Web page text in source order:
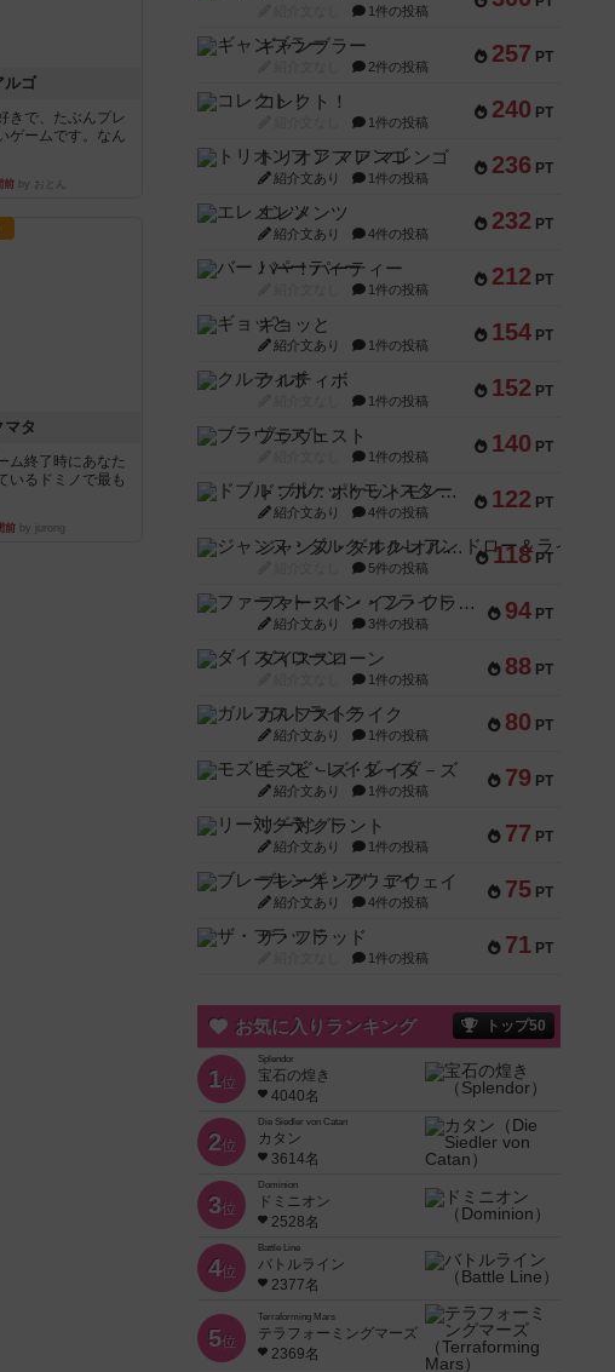
ルゴ
きで、たぶんプレ
ゲームです。なん
前by おとん
マタ
ム終了時にあなた
いるドミノで最も
前by jurong
1件の投稿
257 PT
ギャンブラー
2件の投稿
240 PT
コレクト！
1件の投稿
236 PT
トリオンフ ア マレンゴ
紹介文あり 1件の投稿
232 PT
エレメンツ
紹介文あり 4件の投稿
212 PT
バー！パーティー
1件の投稿
154 PT
ギョッと
紹介文あり 1件の投稿
152 PT
クルティボ
1件の投稿
140 PT
ブラヴェスト
1件の投稿
122 PT
ドブル：ポケットモンスター
紹介文あり 4件の投稿
118 PT
ジャンヌ・ダルク-オルレアン ドロー＆ライト
5件の投稿
94 PT
ファースト・イン・フライト
紹介文あり 3件の投稿
88 PT
ダイススローン
1件の投稿
80 PT
ガルフストライク
紹介文あり 1件の投稿
79 PT
モズビ－ズ・レイダ－ズ
紹介文あり 1件の投稿
77 PT
リー対グラント
紹介文あり 1件の投稿
75 PT
ブレーキング・アウェイ
紹介文あり 4件の投稿
71 PT
ザ・フラッド
1件の投稿
お気に入りランキング トップ50
1位
Splendor
宝石の煌き
4040名
2位
Die Siedler von Catan
カタン
3614名
3位
Dominion
ドミニオン
2528名
4位
Battle Line
バトルライン
2377名
5位
Terraforming Mars
テラフォーミングマーズ
2369名